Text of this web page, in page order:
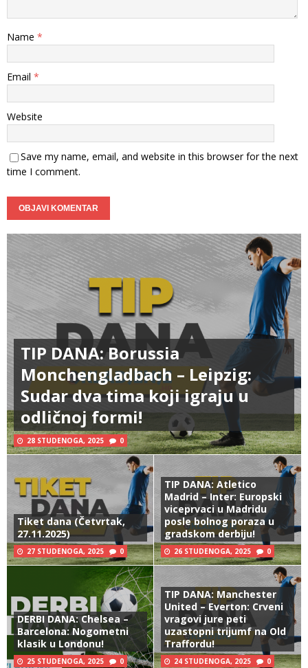
Name *
Email *
Website
Save my name, email, and website in this browser for the next
time I comment.
TIP DANA: Borussia
Monchengladbach – Leipzig:
Sudar dva tima koji igraju u
odličnoj formi!
28 STUDENOGA, 2025 0
Tiket dana (Četvrtak,
27.11.2025)
27 STUDENOGA, 2025 0
TIP DANA: Atletico
Madrid – Inter: Europski
viceprvaci u Madridu
posle bolnog poraza u
gradskom derbiju!
26 STUDENOGA, 2025 0
DERBI DANA: Chelsea –
Barcelona: Nogometni
klasik u Londonu!
25 STUDENOGA, 2025 0
TIP DANA: Manchester
United – Everton: Crveni
vragovi jure peti
uzastopni trijumf na Old
Traffordu!
24 STUDENOGA, 2025 0